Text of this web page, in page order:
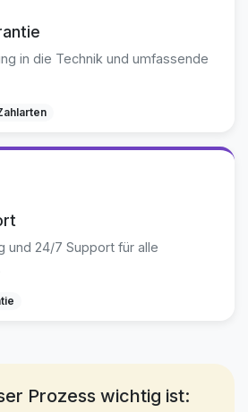
in die Technik und umfassende
und 24/7 Support für alle
Prozess wichtig ist: